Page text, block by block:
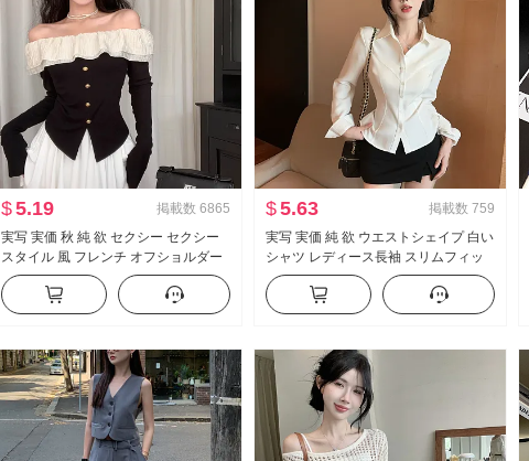
$5.19 掲載数 6865
実写 実価 秋 純 欲 セクシー セクシー
スタイル 風 フレンチ オフショルダー
長袖 Tシャツ 女性 フリル ウエストシ
ェイプ トップス
$5.63 掲載数 759
実写 実価 純 欲 ウエストシェイプ 白い
シャツ レディース長袖 スリムフィッ
ト セクシー タイトフィット シャツ ol
制服 キャリア 作業服